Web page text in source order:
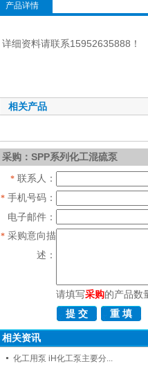
产品详情
详细资料请联系15952635888！
相关产品
采购：SPP系列化工混硫泵
* 联系人：
* 手机号码：
电子邮件：
* 采购意向描
述：
请填写采购的产品数
相关资讯
化工用泵 iH化工泵主要分...